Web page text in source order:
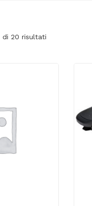
di 20 risultati